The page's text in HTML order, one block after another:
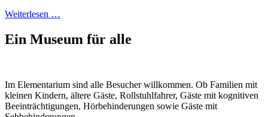
Weiterlesen …
Ein Museum für alle
Im Elementarium sind alle Besucher willkommen. Ob Familien mit
kleinen Kindern, ältere Gäste, Rollstuhlfahrer, Gäste mit kognitiven
Beeinträchtigungen, Hörbehinderungen sowie Gäste mit